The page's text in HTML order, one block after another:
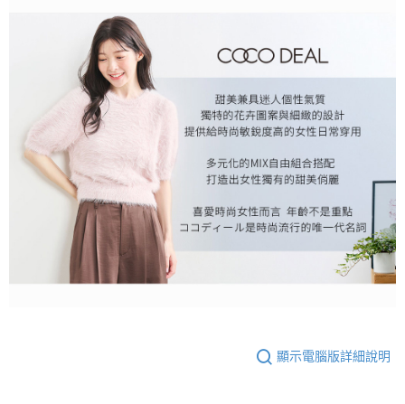
顯示電腦版詳細說明